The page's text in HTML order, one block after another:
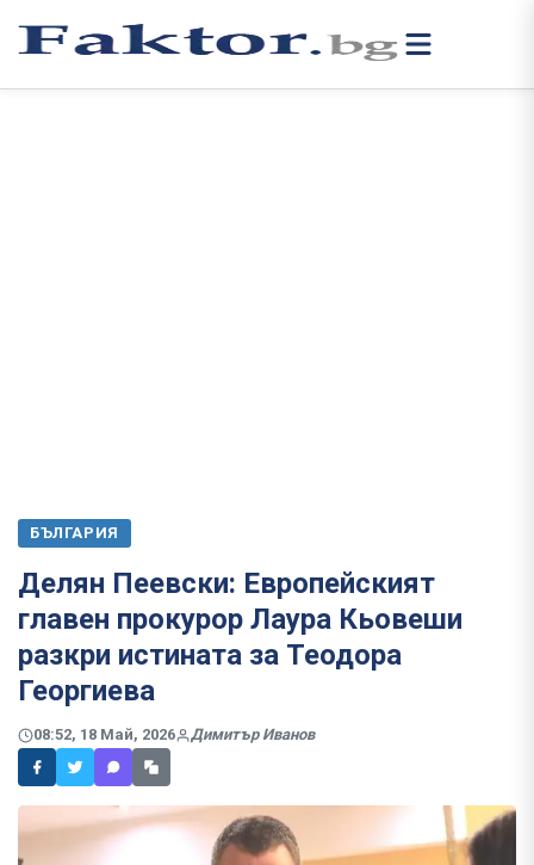
БЪЛГАРИЯ
Делян Пеевски: Европейският
главен прокурор Лаура Кьовеши
разкри истината за Теодора
Георгиева
08:52, 18 Май, 2026 Димитър Иванов